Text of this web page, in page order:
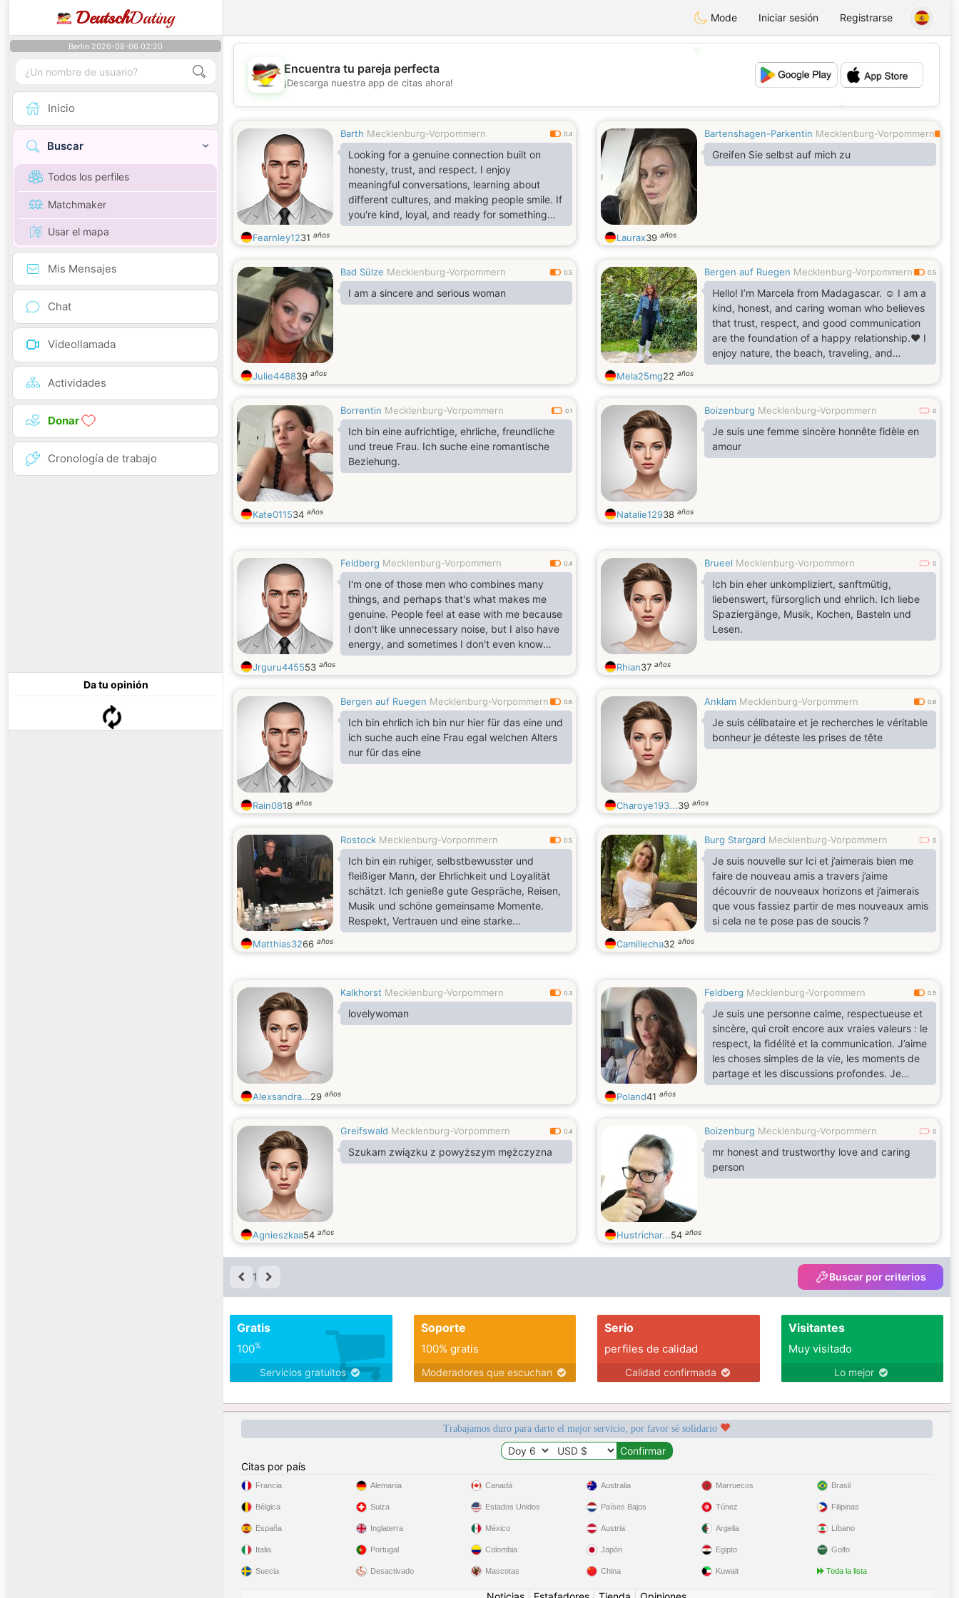
DeutschDating Mode Iniciar sesión Registrarse
Berlin 2026-08-06 02:20
Inicio
Buscar
Todos los perfiles
Matchmaker
Usar el mapa
Mis Mensajes
Chat
Videollamada
Actividades
Donar
Cronología de trabajo
Da tu opinión
💖
💕
Encuentra tu pareja perfecta
¡Descarga nuestra app de citas ahora!
Barth Mecklenburg-Vorpommern 0.4
Looking for a genuine connection built on
honesty, trust, and respect. I enjoy
meaningful conversations, learning about
different cultures, and making people smile. If
you're kind, loyal, and ready for something
real, I'd love to get to know you.
Fearnley1231 años
Bartenshagen-Parkentin Mecklenburg-Vorpommern
Greifen Sie selbst auf mich zu
Laurax39 años
Bad Sülze Mecklenburg-Vorpommern 0.5
I am a sincere and serious woman
Julie448839 años
Bergen auf Ruegen Mecklenburg-Vorpommern 0.5
Hello! I’m Marcela from Madagascar. ☺️ I am a
kind, honest, and caring woman who believes
that trust, respect, and good communication
are the foundation of a happy relationship.❤️ I
enjoy nature, the beach, traveling, and
learning new things. I’m looking for a genuine
man who is serious about building a long-term
are sincere, loyal, and ready to get to know
each other step by step, I’d be happy to hear
from you. Let’s start with a conversation
Mela25mg22 años
Borrentin Mecklenburg-Vorpommern 0.1
Ich bin eine aufrichtige, ehrliche, freundliche
und treue Frau. Ich suche eine romantische
Beziehung.
Kate011534 años
Boizenburg Mecklenburg-Vorpommern 0
Je suis une femme sincère honnête fidèle en
amour
Natalie12938 años
Feldberg Mecklenburg-Vorpommern 0.4
I'm one of those men who combines many
things, and perhaps that's what makes me
genuine. People feel at ease with me because
I don't like unnecessary noise, but I also have
energy, and sometimes I don't even know
what to do with it. I'm attentive to people, I
sense their mood, and I always try to make
around me
Jrguru445553 años
Brueel Mecklenburg-Vorpommern 0
Ich bin eher unkompliziert, sanftmütig,
liebenswert, fürsorglich und ehrlich. Ich liebe
Spaziergänge, Musik, Kochen, Basteln und
Lesen.
Rhian37 años
Bergen auf Ruegen Mecklenburg-Vorpommern 0.6
Ich bin ehrlich ich bin nur hier für das eine und
ich suche auch eine Frau egal welchen Alters
nur für das eine
Rain0818 años
Anklam Mecklenburg-Vorpommern 0.6
Je suis célibataire et je recherches le véritable
bonheur je déteste les prises de tête
Charoye193...39 años
Rostock Mecklenburg-Vorpommern 0.5
Ich bin ein ruhiger, selbstbewusster und
fleißiger Mann, der Ehrlichkeit und Loyalität
schätzt. Ich genieße gute Gespräche, Reisen,
Musik und schöne gemeinsame Momente.
Respekt, Vertrauen und eine starke
Verbindung sind mir sehr wichtig. Ich bin hier,
um etwas Ernsthaftes und Bedeutungsvolles
Matthias3266 años
Burg Stargard Mecklenburg-Vorpommern 0
Je suis nouvelle sur Ici et j’aimerais bien me
faire de nouveau amis a travers j’aime
découvrir de nouveaux horizons et j’aimerais
que vous fassiez partir de mes nouveaux amis
si cela ne te pose pas de soucis ?
Camillecha32 años
Kalkhorst Mecklenburg-Vorpommern 0.3
lovelywoman
Alexsandra...29 años
Feldberg Mecklenburg-Vorpommern 0.5
Je suis une personne calme, respectueuse et
sincère, qui croit encore aux vraies valeurs : le
respect, la fidélité et la communication. J’aime
les choses simples de la vie, les moments de
partage et les discussions profondes. Je
cherche une relation sérieuse basée sur la
confiance, le soutien mutuel et l’amour vrai.
Poland41 años
Greifswald Mecklenburg-Vorpommern 0.4
Szukam związku z powyższym mężczyzna
Agnieszkaa54 años
Boizenburg Mecklenburg-Vorpommern 0
mr honest and trustworthy love and caring
person
Hustrichar...54 años
1 Buscar por criterios
Gratis
100%
Servicios gratuitos
Soporte
100% gratis
Moderadores que escuchan
Serio
perfiles de calidad
Calidad confirmada
Visitantes
Muy visitado
Lo mejor
Trabajamos duro para darte el mejor servicio, por favor sé solidario
Citas por país
Francia
Bélgica
España
Italia
Suecia
Alemania
Suiza
Inglaterra
Portugal
Desactivado
Canadá
Estados Unidos
México
Colombia
Mascotas
Australia
Países Bajos
Austria
Japón
China
Marruecos
Túnez
Argelia
Egipto
Kuwait
Brasil
Filipinas
Líbano
Golfo
Toda la lista